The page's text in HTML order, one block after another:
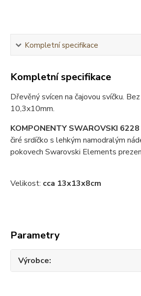
Kompletní specifikace
Kompletní specifikace
Dřevěný svícen na čajovou svíčku.
10,3x10mm.
KOMPONENTY SWAROVSKI 6228
čiré srdíčko s lehkým namodralým
pokovech Swarovski Elements
Velikost: cca 13x13x8cm
Parametry
Výrobce